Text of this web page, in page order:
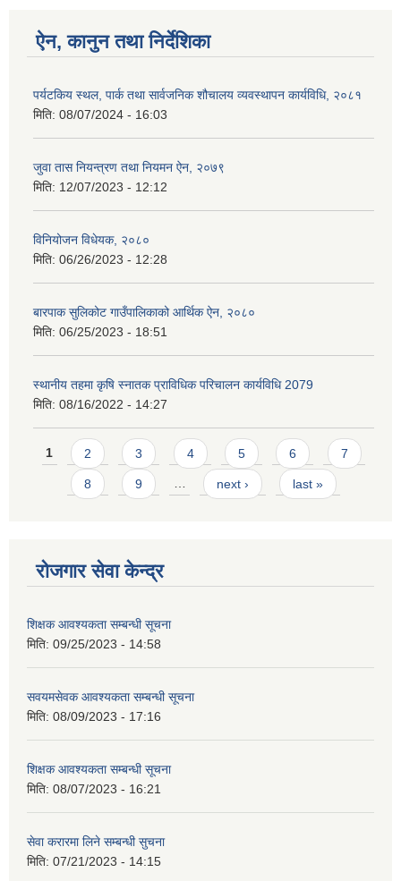
ऐन, कानुन तथा निर्देशिका
पर्यटकिय स्थल, पार्क तथा सार्वजनिक शौचालय व्यवस्थापन कार्यविधि, २०८१
मिति: 08/07/2024 - 16:03
जुवा तास नियन्त्रण तथा नियमन ऐन, २०७९
मिति: 12/07/2023 - 12:12
विनियोजन विधेयक, २०८०
मिति: 06/26/2023 - 12:28
बारपाक सुलिकोट गाउँपालिकाको आर्थिक ऐन, २०८०
मिति: 06/25/2023 - 18:51
स्थानीय तहमा कृषि स्नातक प्राविधिक परिचालन कार्यविधि 2079
मिति: 08/16/2022 - 14:27
Pages
1 2 3 4 5 6 7
8 9 … next › last »
रोजगार सेवा केन्द्र
शिक्षक आवश्यकता सम्बन्धी सूचना
मिति: 09/25/2023 - 14:58
सवयमसेवक आवश्यकता सम्बन्धी सूचना
मिति: 08/09/2023 - 17:16
शिक्षक आवश्यकता सम्बन्धी सूचना
मिति: 08/07/2023 - 16:21
सेवा करारमा लिने सम्बन्धी सुचना
मिति: 07/21/2023 - 14:15